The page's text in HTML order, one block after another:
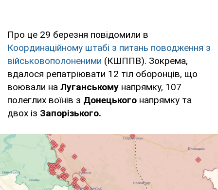
Про це 29 березня повідомили в
Координаційному штабі з питань поводження з
військовополоненими (КШППВ). Зокрема,
вдалося репатріювати 12 тіл оборонців, що
воювали на Луганському напрямку, 107
полеглих воїнів з Донецького напрямку та
двох із Запорізького.